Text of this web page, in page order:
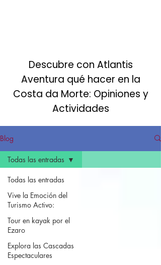
Descubre con Atlantis
Aventura qué hacer en la
Costa da Morte: Opiniones y
Actividades
Blog
Todas las entradas
Vive la Emoción del
Turismo Activo:
Tour en kayak por el
Ezaro
Explora las Cascadas
Espectaculares
Todas las entradas